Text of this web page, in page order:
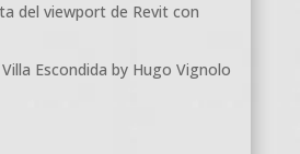
del viewport de Revit con
Escondida by Hugo Vignolo